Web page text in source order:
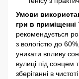
Умови
гри в
рекомендується
з вологістю до
уникати впливу
вулиці під сонцем
зберіганні в